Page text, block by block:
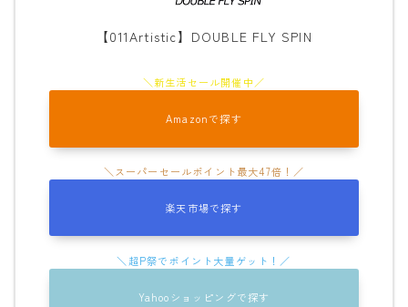
【011Artistic】DOUBLE FLY SPIN
Amazonで探す
楽天市場で探す
Yahooショッピングで探す